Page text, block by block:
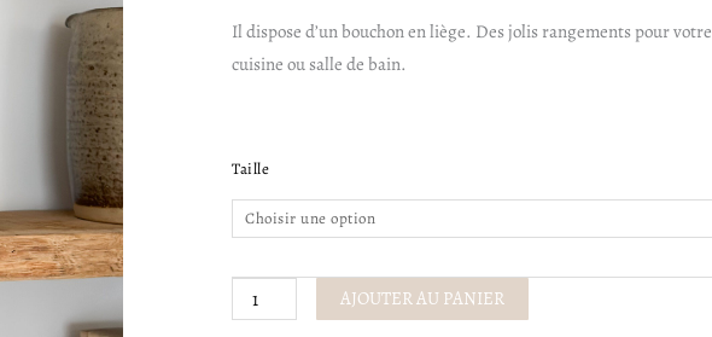
16,90€
Il dispose d’un bouchon en liège. Des jolis rangements pour votre
cuisine ou salle de bain.
Taille
Pot
couvercle
-
AJOUTER AU PANIER